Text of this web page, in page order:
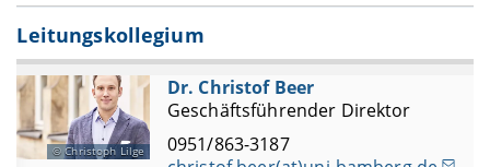
Leitungskollegium
Christoph Lilge
Dr. Christof Beer
Geschäftsführender Direktor
0951/863-3187